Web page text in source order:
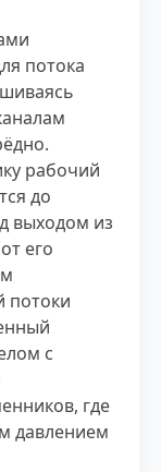
потока
рабочий
до
выходом из
его
потоки
с
где
давлением